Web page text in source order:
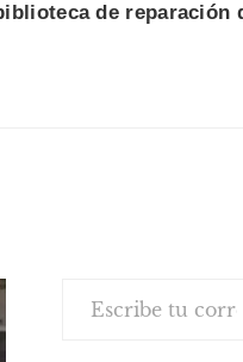
de reparación